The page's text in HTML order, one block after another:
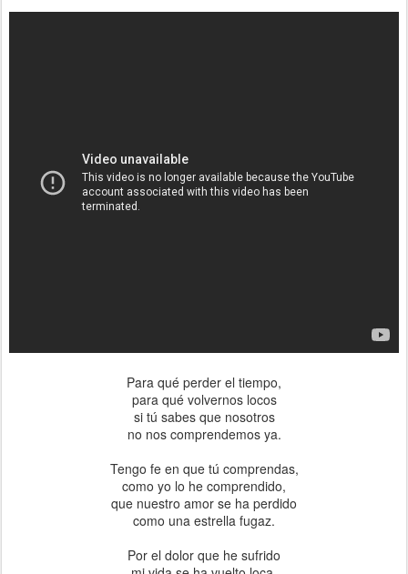
Para qué perder el tiempo,
para qué volvernos locos
si tú sabes que nosotros
no nos comprendemos ya.
Tengo fe en que tú comprendas,
como yo lo he comprendido,
que nuestro amor se ha perdido
como una estrella fugaz.
Por el dolor que he sufrido